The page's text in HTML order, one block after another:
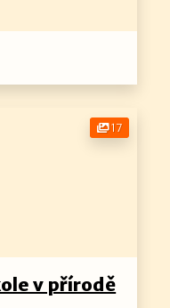
v přírodě
17